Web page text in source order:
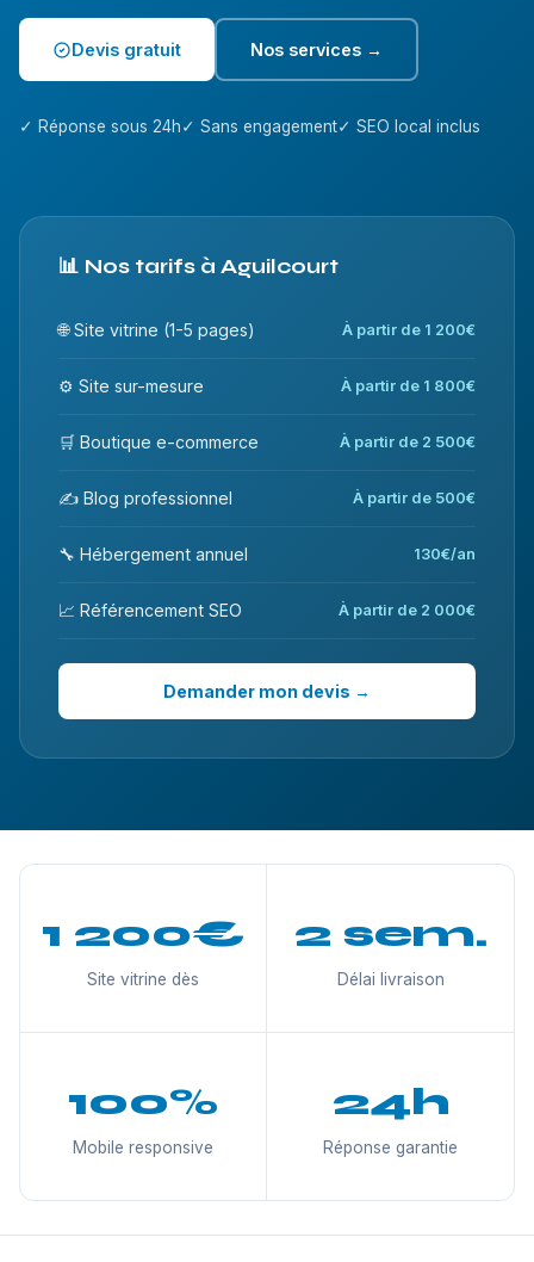
Devis gratuit Nos services →
✓ Réponse sous 24h✓ Sans engagement✓ SEO local inclus
📊 Nos tarifs à Aguilcourt
🌐 Site vitrine (1-5 pages) À partir de 1 200€
⚙️ Site sur-mesure À partir de 1 800€
🛒 Boutique e-commerce À partir de 2 500€
✍️ Blog professionnel À partir de 500€
🔧 Hébergement annuel 130€/an
📈 Référencement SEO À partir de 2 000€
Demander mon devis →
1 200€
Site vitrine dès
2 sem.
Délai livraison
100%
Mobile responsive
24h
Réponse garantie